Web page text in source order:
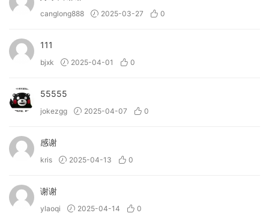
canglong888 2025-03-27 0
111
bjxk 2025-04-01 0
55555
jokezgg 2025-04-07 0
感谢
kris 2025-04-13 0
谢谢
ylaoqi 2025-04-14 0